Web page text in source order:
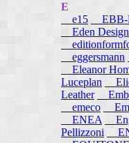
E
e15 EBB-
Eden Design
eggersmann
Eleanor
Luceplan
Leather
emeco
ENEA
Pellizzoni